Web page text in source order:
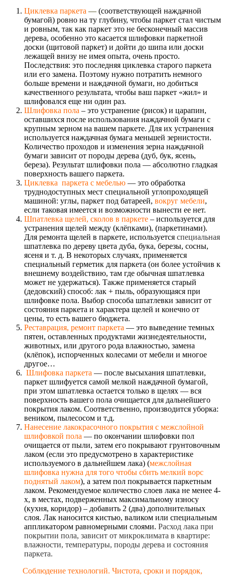
Циклевка паркета — (соответствующей наждачной
бумагой) ровно на ту глубину, чтобы паркет стал чистым
и ровным, так как паркет это не бесконечный массив
дерева, особенно это касается шлифовки паркетной
доски (щитовой паркет) и дойти до шипа или доски
лежащей внизу не имея опыта, очень просто.
Последствия: это последняя циклевка старого паркета
или его замена. Поэтому нужно потратить немного
больше времени и наждачной бумаги, но добиться
качественного результата, чтобы ваш паркет «жил» и
шлифовался еще ни один раз.
Шлифовка пола – это устранение (рисок) и царапин,
оставшихся после использования наждачной бумаги с
крупным зерном на вашем паркете. Для их устранения
используется наждачная бумага меньшей зернистости.
Количество проходов и изменения зерна наждачной
бумаги зависит от породы дерева (дуб, бук, ясень,
береза). Результат шлифовки пола — абсолютно гладкая
поверхность вашего паркета.
Циклевка паркета с мебелью — это обработка
труднодоступных мест специальной углопроходящей
машиной: углы, паркет под батареей, вокруг мебели,
если таковая имеется и возможности вынести ее нет.
Шпатлевка щелей, сколов в паркете – используется для
устранения щелей между (клёпками), (паркетинами).
Для ремонта щелей в паркете, используется специальная
шпатлевка по дереву цвета дуба, бука, березы, сосны,
ясеня и т. д. В некоторых случаях, применяется
специальный герметик для паркета (он более устойчив к
внешнему воздействию, там где обычная шпатлевка
может не удержаться). Также применяется старый
(дедовский) способ: лак + пыль, образующаяся при
шлифовке пола. Выбор способа шпатлевки зависит от
состояния паркета и характера щелей и конечно от
цены, то есть вашего бюджета.
Реставрация, ремонт паркета — это выведение темных
пятен, оставленных продуктами жизнедеятельности,
животных, или другого рода влажностью, замена
(клёпок), испорченных колесами от мебели и многое
другое…
Шлифовка паркета — после высыхания шпатлевки,
паркет шлифуется самой мелкой наждачной бумагой,
при этом шпатлевка остается только в щелях — вся
поверхность вашего пола очищается для дальнейшего
покрытия лаком. Соответственно, производится уборка:
веником, пылесосом и т.д.
Нанесение лакокрасочного покрытия с межслойной
шлифовкой пола — по окончании шлифовки пол
очищается от пыли, затем его покрывают грунтовочным
лаком (если это предусмотрено в характеристике
используемого в дальнейшем лака) (межслойная
шлифовка нужна для того чтобы сбить мелкий ворс
поднятый лаком), а затем пол покрывается паркетным
лаком. Рекомендуемое количество слоев лака не менее 4-
х, в местах, подверженных максимальному износу
(кухня, коридор) – добавить 2 (два) дополнительных
слоя. Лак наносится кистью, валиком или специальным
аппликатором равномерными слоями. Расход лака при
покрытии пола, зависит от микроклимата в квартире:
влажности, температуры, породы дерева и состояния
паркета.
Соблюдение технологий. Чистота, сроки и порядок,